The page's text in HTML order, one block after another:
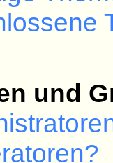
board?
abusive